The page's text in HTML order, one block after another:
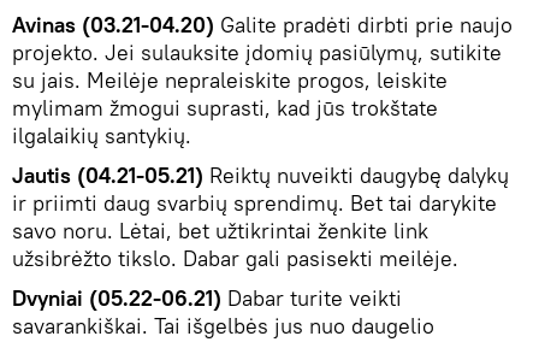
Avinas (03.21-04.20) Galite pradėti dirbti prie naujo
projekto. Jei sulauksite įdomių pasiūlymų, sutikite
su jais. Meilėje nepraleiskite progos, leiskite
mylimam žmogui suprasti, kad jūs trokštate
ilgalaikių santykių.
Jautis (04.21-05.21) Reiktų nuveikti daugybę dalykų
ir priimti daug svarbių sprendimų. Bet tai darykite
savo noru. Lėtai, bet užtikrintai ženkite link
užsibrėžto tikslo. Dabar gali pasisekti meilėje.
Dvyniai (05.22-06.21) Dabar turite veikti
savarankiškai. Tai išgelbės jus nuo daugelio